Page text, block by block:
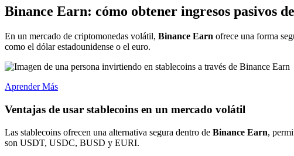
Binance Earn: cómo obtener ingresos pasivos
En un mercado de criptomonedas volátil, Binance Earn ofrece una forma
como el dólar estadounidense o el euro.
Aprender Más
Ventajas de usar stablecoins en un mercado volátil
Las stablecoins ofrecen una alternativa segura dentro de Binance Earn,
son USDT, USDC, BUSD y EURI.